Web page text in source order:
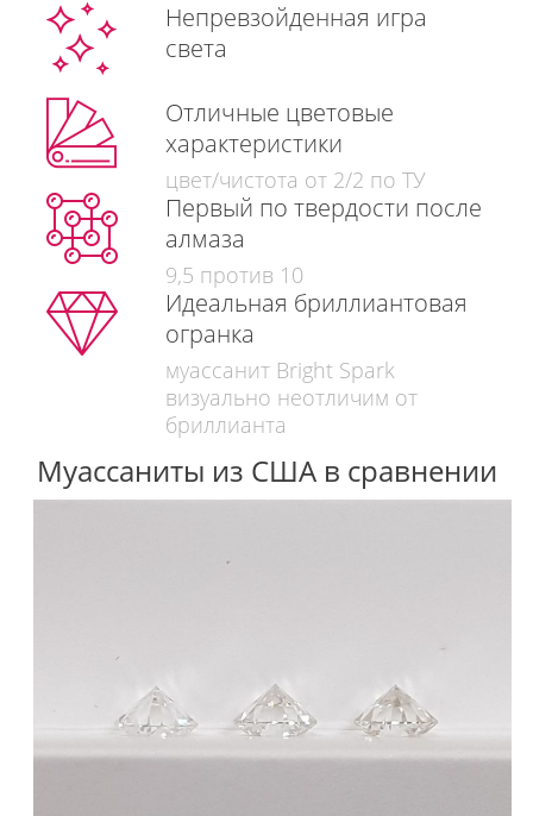
Непревзойденная игра
света
Отличные цветовые
характеристики
цвет/чистота от 2/2 по ТУ
Первый по твердости после
алмаза
9,5 против 10
Идеальная бриллиантовая
огранка
муассанит Bright Spark
визуально неотличим от
бриллианта
Муассаниты из США в сравнении